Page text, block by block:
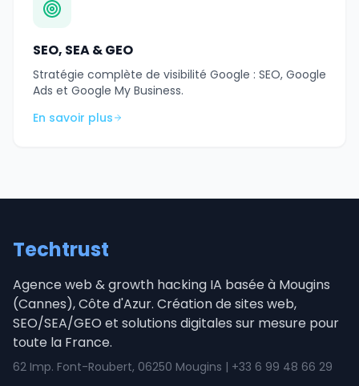
SEO, SEA & GEO
Stratégie complète de visibilité Google : SEO, Google
Ads et Google My Business.
En savoir plus
Techtrust
Agence web & growth hacking IA basée à Mougins
(Cannes), Côte d'Azur. Création de sites web,
SEO/SEA/GEO et solutions digitales sur mesure pour
toute la France.
62 Imp. Font-Roubert, 06250 Mougins | +33 6 99 48 66 29